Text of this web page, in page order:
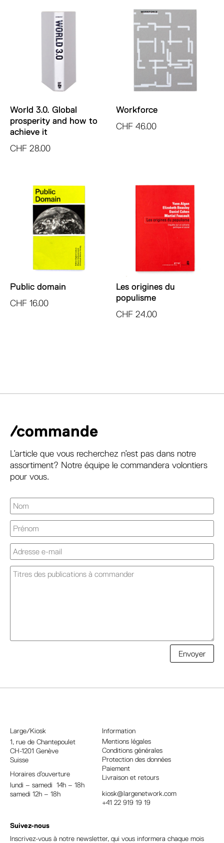
World 3.0. Global
prosperity and how to
achieve it
CHF 28.00
Workforce
CHF 46.00
Public domain
CHF 16.00
Les origines du
populisme
CHF 24.00
/commande
L’article que vous recherchez n’est pas dans notre
assortiment? Notre équipe le commandera volontiers
pour vous.
Envoyer
e
Large/Kiosk
1, rue de Chantepoulet
CH-1201 Genève
Suisse
Horaires d’ouverture
lundi – samedi 14h – 18h
samedi 12h – 18h
Information
Mentions légales
Conditions générales
Protection des données
Paiement
Livraison et retours
kiosk@largenetwork.com
+41 22 919 19 19
Suivez-nous
Inscrivez-vous à notre newsletter, qui vous informera chaque mois